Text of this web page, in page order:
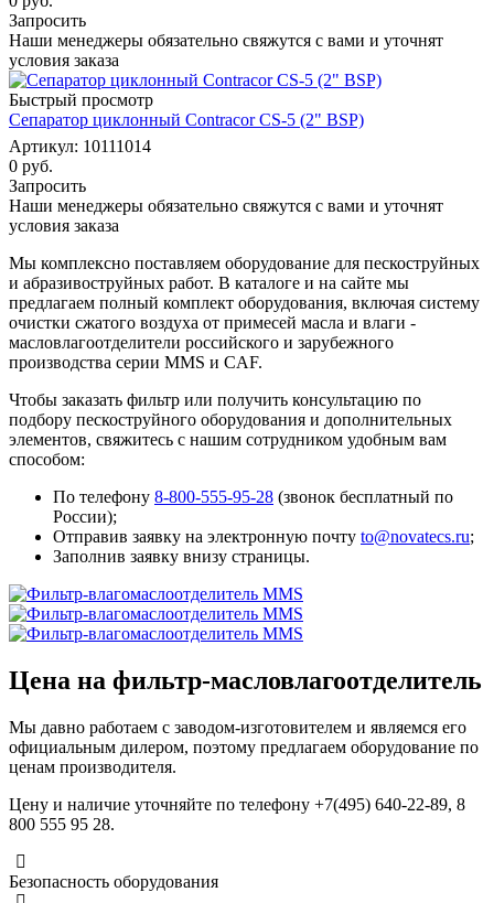
Запросить
Наши менеджеры обязательно свяжутся с вами и уточнят
условия заказа
Быстрый просмотр
Сепаратор циклонный Contracor CS-5 (2" BSP)
Артикул: 10111014
0 руб.
Запросить
Наши менеджеры обязательно свяжутся с вами и уточнят
условия заказа
Мы комплексно поставляем оборудование для пескоструйных
и абразивоструйных работ. В каталоге и на сайте мы
предлагаем полный комплект оборудования, включая систему
очистки сжатого воздуха от примесей масла и влаги -
масловлагоотделители российского и зарубежного
производства серии MMS и CAF.
Чтобы заказать фильтр или получить консультацию по
подбору пескоструйного оборудования и дополнительных
элементов, свяжитесь с нашим сотрудником удобным вам
способом:
По телефону 8-800-555-95-28 (звонок бесплатный по
России);
Отправив заявку на электронную почту to@novatecs.ru;
Заполнив заявку внизу страницы.
Цена на фильтр-масловлагоотделитель
Мы давно работаем с заводом-изготовителем и являемся его
официальным дилером, поэтому предлагаем оборудование по
ценам производителя.
Цену и наличие уточняйте по телефону +7(495) 640-22-89, 8
800 555 95 28.
Безопасность оборудования